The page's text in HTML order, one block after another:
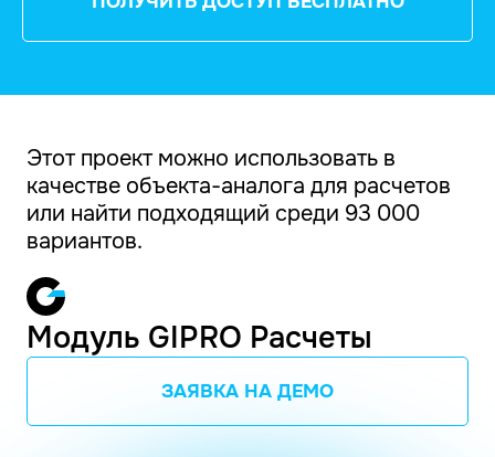
Этот проект можно использовать в
качестве объекта-аналога для расчетов
или найти подходящий среди 93 000
вариантов.
Модуль GIPRO Расчеты
ЗАЯВКА НА ДЕМО